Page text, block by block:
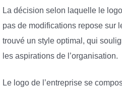
La décision selon laquelle le
pas de modifications repose sur
trouvé un style optimal, qui
les aspirations de l’organisation.
Le logo de l’entreprise se